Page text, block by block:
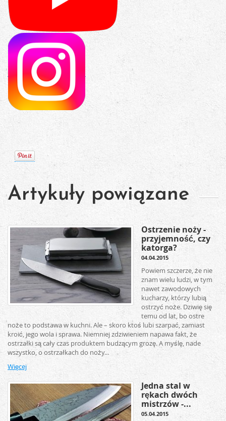
Artykuły powiązane
Ostrzenie noży -
przyjemność, czy
katorga?
04.04.2015
Powiem szczerze, że nie
znam wielu ludzi, w tym
nawet zawodowych
kucharzy, którzy lubią
ostrzyć noże. Dziwię się
temu od lat, bo ostre
noże to podstawa w kuchni. Ale – skoro ktoś lubi szarpać, zamiast
kroić, jego wola i sprawa. Niemniej zdziwieniem napawa fakt, że
ostrzałki są cały czas produktem budzącym grozę. A myślę, nade
wszystko, o ostrzałkach do noży...
Więcej
Jedna stal w
rękach dwóch
mistrzów -...
05.04.2015